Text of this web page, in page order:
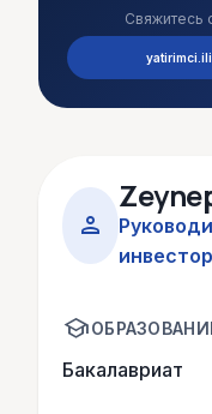
Свяжитесь
person
school
Бакалавриат